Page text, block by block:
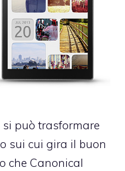
si può trasformare
sui cui gira il buon
che Canonical